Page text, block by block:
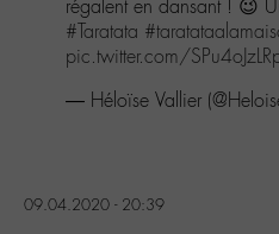
contenu
Aller
recherche
régalent en dansant ! 😉
#Taratata
pic.twitter.com/
— Héloïse Vallier
09.04.2020 - 20:39